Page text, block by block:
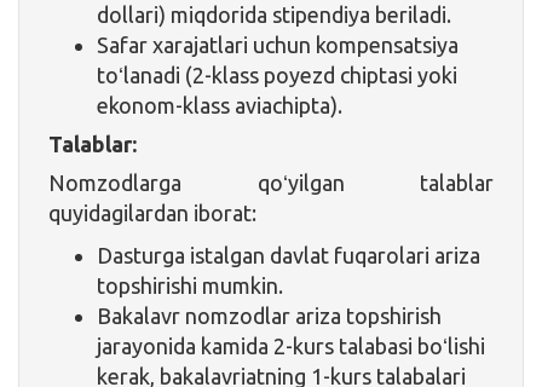
dollari) miqdorida stipendiya beriladi.
Safar xarajatlari uchun kompensatsiya
toʻlanadi (2-klass poyezd chiptasi yoki
ekonom-klass aviachipta).
Talablar:
Nomzodlarga qoʻyilgan talablar
quyidagilardan iborat:
Dasturga istalgan davlat fuqarolari ariza
topshirishi mumkin.
Bakalavr nomzodlar ariza topshirish
jarayonida kamida 2-kurs talabasi boʻlishi
kerak, bakalavriatning 1-kurs talabalari